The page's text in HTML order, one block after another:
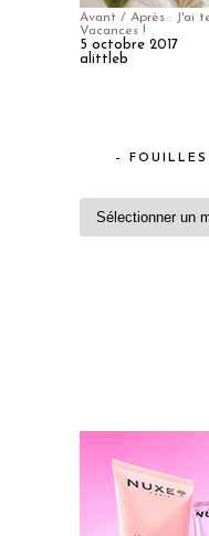
Avant / Après : J'ai
Vacances !
5 octobre 2017
alittleb
–